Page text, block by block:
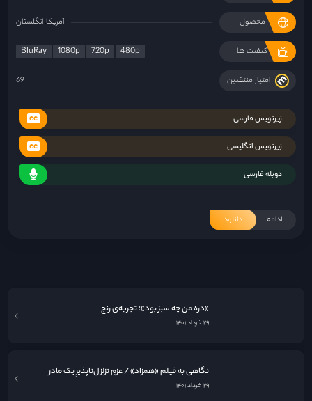
محصول آمریکا انگلستان
کیفیت ها BluRay 1080p 720p 480p
امتیاز منتقدین 69
زیرنویس فارسی
زیرنویس انگلیسی
دوبله فارسی
ادامه دانلود
«دره من چه سبز بود»؛ تجربه‌ی رنج
۲۹ خرداد ۱۴۰۱
نگاهی به فيلم «همزاد» / عزمِ تزلزل‌ناپذیرِ یک مادر
۲۹ خرداد ۱۴۰۱